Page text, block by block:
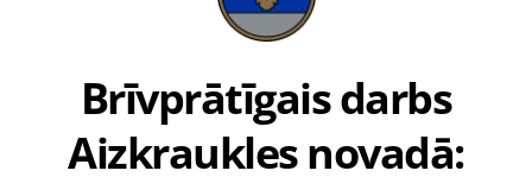
Brīvprātīgais darbs
Aizkraukles novadā: